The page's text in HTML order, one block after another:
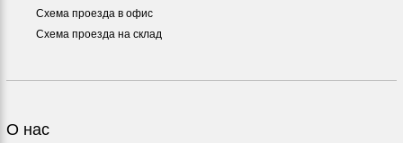
Схема проезда в офис
Схема проезда на склад
О нас